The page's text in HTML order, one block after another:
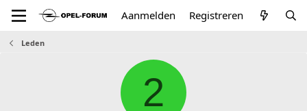
Aanmelden Registreren
Leden
2